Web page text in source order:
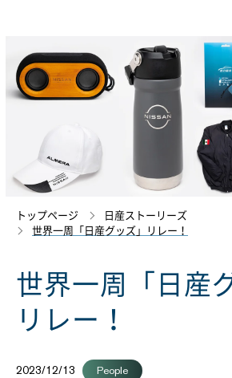
トップページ
日産ストーリーズ
世界一周「日産グッズ」リレー！
世界一周「日産
リレー！
2023/12/13 People